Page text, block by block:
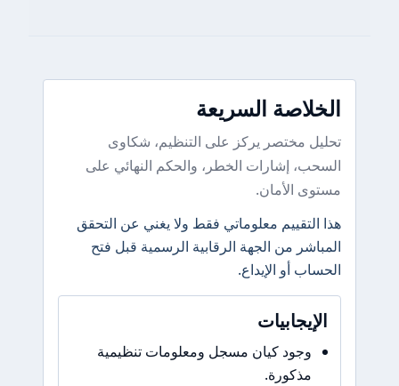
الخلاصة السريعة
تحليل مختصر يركز على التنظيم، شكاوى
السحب، إشارات الخطر، والحكم النهائي على
مستوى الأمان.
هذا التقييم معلوماتي فقط ولا يغني عن التحقق
المباشر من الجهة الرقابية الرسمية قبل فتح
الحساب أو الإيداع.
الإيجابيات
وجود كيان مسجل ومعلومات تنظيمية
مذكورة.